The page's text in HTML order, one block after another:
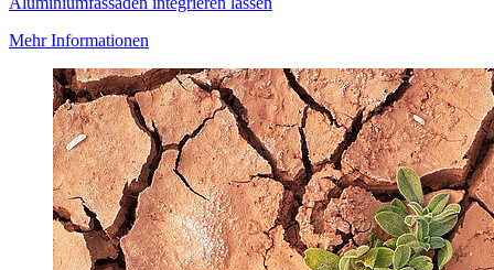
Mehr Informationen